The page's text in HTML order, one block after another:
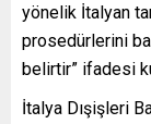
yönelik İtalyan
prosedürlerini
belirtir” ifadesi
İtalya Dışişleri